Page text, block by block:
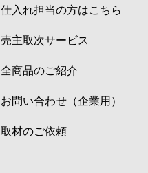
仕入れ担当の方はこちら
売主取次サービス
全商品のご紹介
お問い合わせ（企業用）
取材のご依頼